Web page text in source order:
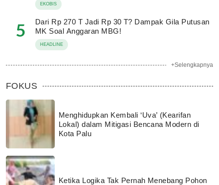
EKOBIS
5
Dari Rp 270 T Jadi Rp 30 T? Dampak Gila Putusan
MK Soal Anggaran MBG!
HEADLINE
+Selengkapnya
FOKUS
Menghidupkan Kembali ‘Uva’ (Kearifan
Lokal) dalam Mitigasi Bencana Modern di
Kota Palu
Ketika Logika Tak Pernah Menebang Pohon